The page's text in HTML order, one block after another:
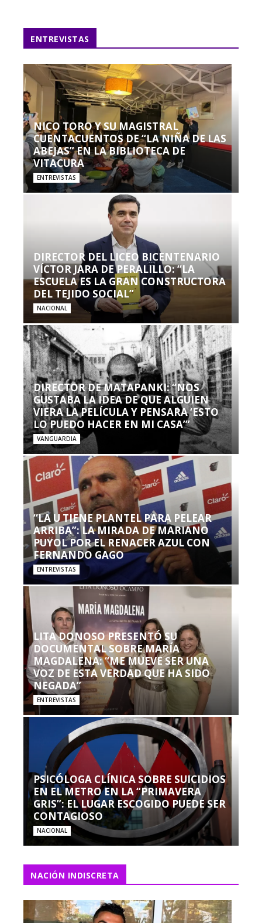
ENTREVISTAS
NICO TORO Y SU MAGISTRAL
CUENTACUENTOS DE “LA NIÑA DE LAS
ABEJAS” EN LA BIBLIOTECA DE
VITACURA
ENTREVISTAS
DIRECTOR DEL LICEO BICENTENARIO
VÍCTOR JARA DE PERALILLO: “LA
ESCUELA ES LA GRAN CONSTRUCTORA
DEL TEJIDO SOCIAL”
NACIONAL
DIRECTOR DE MATAPANKI: “NOS
GUSTABA LA IDEA DE QUE ALGUIEN
VIERA LA PELÍCULA Y PENSARA ‘ESTO
LO PUEDO HACER EN MI CASA’”
VANGUARDIA
“LA U TIENE PLANTEL PARA PELEAR
ARRIBA”: LA MIRADA DE MARIANO
PUYOL POR EL RENACER AZUL CON
FERNANDO GAGO
ENTREVISTAS
LITA DONOSO PRESENTÓ SU
DOCUMENTAL SOBRE MARÍA
MAGDALENA: “ME MUEVE SER UNA
VOZ DE ESTA VERDAD QUE HA SIDO
NEGADA”
ENTREVISTAS
PSICÓLOGA CLÍNICA SOBRE SUICIDIOS
EN EL METRO EN LA “PRIMAVERA
GRIS”: EL LUGAR ESCOGIDO PUEDE SER
CONTAGIOSO
NACIONAL
NACIÓN INDISCRETA